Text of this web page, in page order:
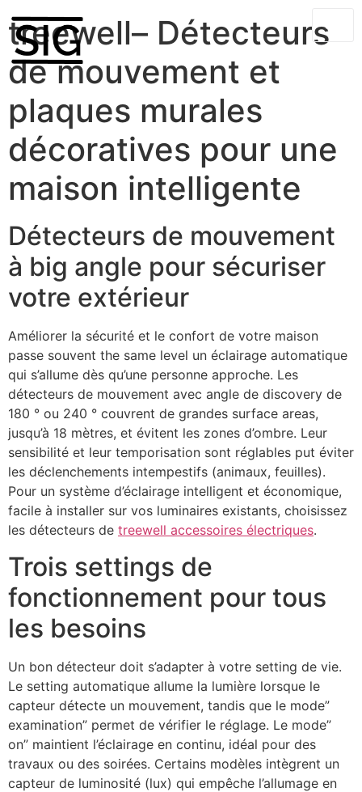
treewell– Détecteurs
de mouvement et
plaques murales
décoratives pour une
maison intelligente
Détecteurs de mouvement
à big angle pour sécuriser
votre extérieur
Améliorer la sécurité et le confort de votre maison
passe souvent the same level un éclairage automatique
qui s’allume dès qu’une personne approche. Les
détecteurs de mouvement avec angle de discovery de
180 ° ou 240 ° couvrent de grandes surface areas,
jusqu’à 18 mètres, et évitent les zones d’ombre. Leur
sensibilité et leur temporisation sont réglables put éviter
les déclenchements intempestifs (animaux, feuilles).
Pour un système d’éclairage intelligent et économique,
facile à installer sur vos luminaires existants, choisissez
les détecteurs de treewell accessoires électriques.
Trois settings de
fonctionnement pour tous
les besoins
Un bon détecteur doit s’adapter à votre setting de vie.
Le setting automatique allume la lumière lorsque le
capteur détecte un mouvement, tandis que le mode”
examination” permet de vérifier le réglage. Le mode”
on” maintient l’éclairage en continu, idéal pour des
travaux ou des soirées. Certains modèles intègrent un
capteur de luminosité (lux) qui empêche l’allumage en